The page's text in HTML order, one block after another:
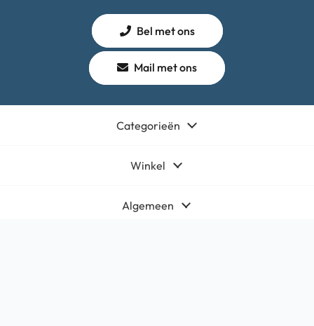
Bel met ons
Mail met ons
Categorieën
Winkel
Algemeen